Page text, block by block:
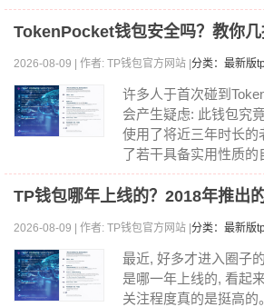
TokenPocket钱包安全吗？教你
2026-08-09 | 作者: TP钱包官方网站 | 分类：最新版
许多人于首次碰到
会产生疑虑: 此钱包究
使用了将近三年时长的
了若干具备实用性质的
TP钱包哪年上线的？2018年推出
2026-08-09 | 作者: TP钱包官方网站 | 分类：最新版
最近, 好多才进入圈子
是哪一年上线的, 看起
关注程度真的是挺高的